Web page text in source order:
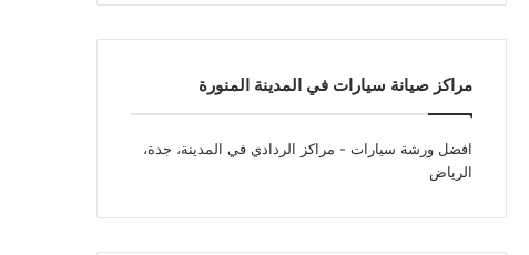
مراكز صيانة سيارات في المدينة المنورة
افضل ورشة سيارات - مراكز الردادي في المدينة، جدة،
الرياض